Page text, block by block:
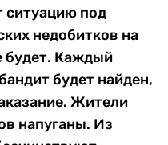
под
недобитков на
будет. Каждый
будет найден,
Жители
напуганы. Из